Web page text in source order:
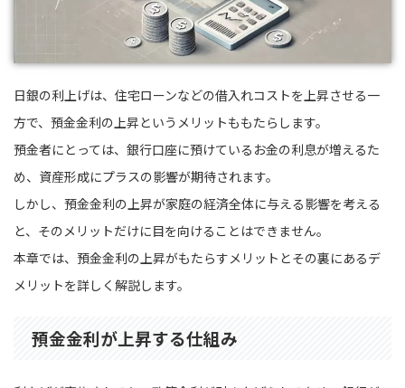
日銀の利上げは、住宅ローンなどの借入れコストを上昇させる一
方で、預金金利の上昇というメリットももたらします。
預金者にとっては、銀行口座に預けているお金の利息が増えるた
め、資産形成にプラスの影響が期待されます。
しかし、預金金利の上昇が家庭の経済全体に与える影響を考える
と、そのメリットだけに目を向けることはできません。
本章では、預金金利の上昇がもたらすメリットとその裏にあるデ
メリットを詳しく解説します。
預金金利が上昇する仕組み